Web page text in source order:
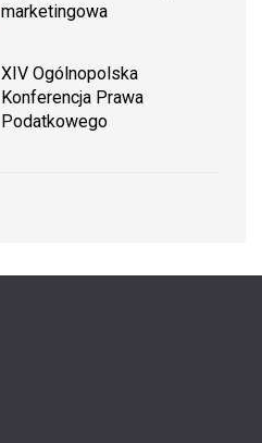
marketingowa
XIV Ogólnopolska
Konferencja Prawa
Podatkowego